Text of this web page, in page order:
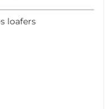
loafers